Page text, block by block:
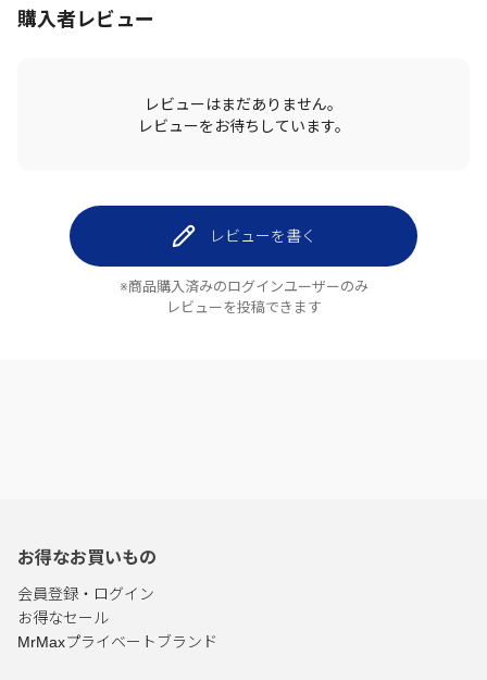
購入者レビュー
レビューはまだありません。
レビューをお待ちしています。
レビューを書く
※商品購入済みのログインユーザーのみ
レビューを投稿できます
お得なお買いもの
会員登録・ログイン
お得なセール
MrMaxプライベートブランド